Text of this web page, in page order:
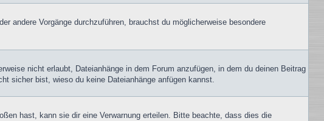
andere Vorgänge durchzuführen, brauchst du möglicherweise besondere
nicht erlaubt, Dateianhänge in dem Forum anzufügen, in dem du deinen Beitrag
sicher bist, wieso du keine Dateianhänge anfügen kannst.
hast, kann sie dir eine Verwarnung erteilen. Bitte beachte, dass dies die